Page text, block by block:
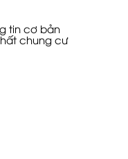
tin cơ bản
chung cư